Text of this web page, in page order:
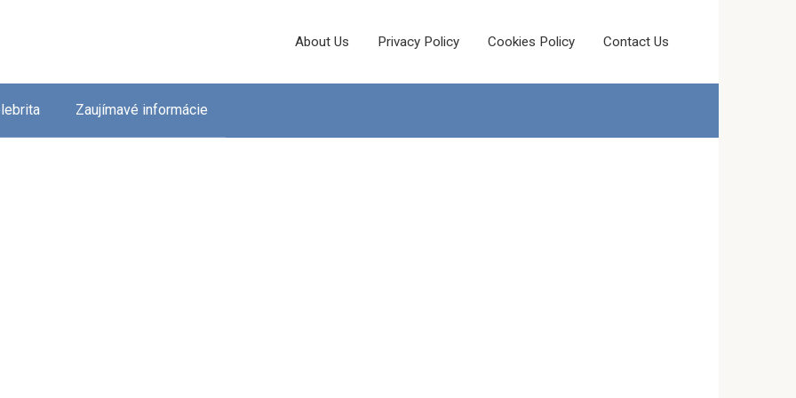
About Us Privacy Policy Cookies Policy Contact Us
Zaujímavé informácie